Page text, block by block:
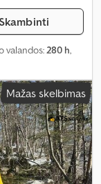
valandos:280 h,
Mažas skelbimas